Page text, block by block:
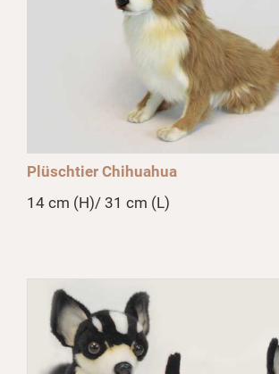
Plüschtier Chihuahua
14 cm (H)/ 31 cm (L)